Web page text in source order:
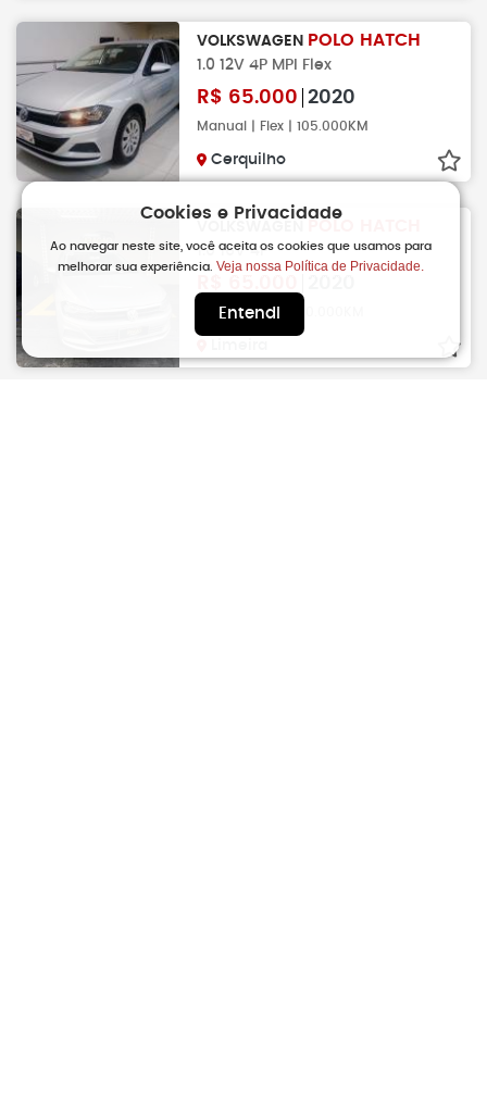
VOLKSWAGEN POLO HATCH
1.0 12V 4P MPI Flex
R$ 65.000 2020
Manual | Flex | 105.000KM
Cerquilho
1.0 16V 4P
Manual | Flex | 110.000KM
Cookies e Privacidade
Ao navegar neste site, você aceita os cookies que usamos para
melhorar sua experiência.Veja nossa Política de Privacidade.
Entendi